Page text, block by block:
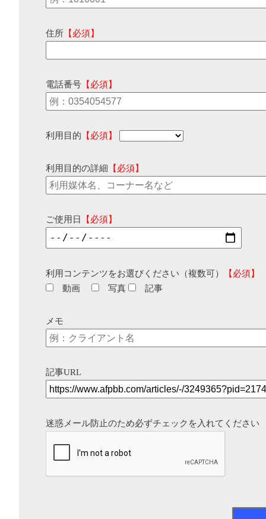
住所 【必須】
電話番号 【必須】
利用目的 【必須】
利用目的の詳細 【必須】
ご使用日 【必須】
利用コンテンツをお選びください（複数可）
【必須】
動画
写真 記事
メモ
記事URL
迷惑メール防止のため必ずチェックを入れてください